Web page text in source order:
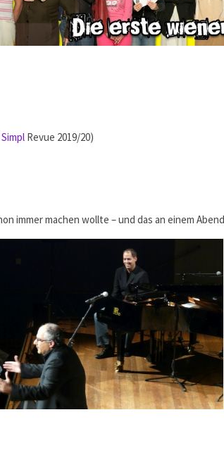
Revue 2019/20)
immer machen wollte – und das an einem